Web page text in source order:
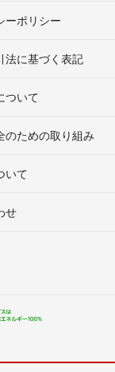
ーポリシー
法に基づく表記
ついて
のための取り組み
いて
せ